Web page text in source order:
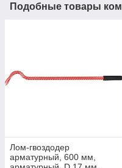
Подобные товары
Лом-гвоздодер
арматурный, 600 мм,